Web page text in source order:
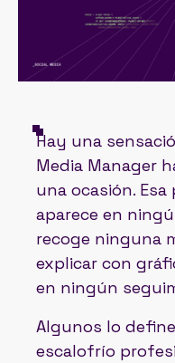
Hay una
Media Manager
una ocasión.
aparece en
recoge ninguna
explicar con
en ningún
Algunos lo
escalofrío